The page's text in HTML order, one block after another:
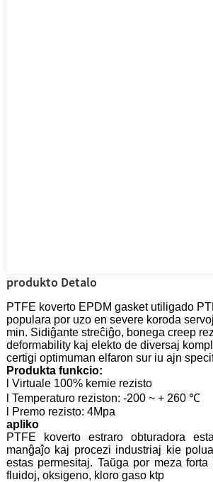
produkto Detalo
PTFE koverto EPDM gasket utiligado
populara por uzo en severe koroda
min. Sidiĝante streĉiĝo, bonega creep
deformability kaj elekto de diversaj
certigi optimuman elfaron sur iu ajn
Produkta funkcio:
l Virtuale 100% kemie rezisto
l Temperaturo reziston: -200 ~ + 260 ℃
l Premo rezisto: 4Mpa
apliko
PTFE koverto estraro obturadora
manĝaĵo kaj procezi industriaj kie
estas permesitaj. Taŭga por meza
fluidoj, oksigeno, kloro gaso ktp